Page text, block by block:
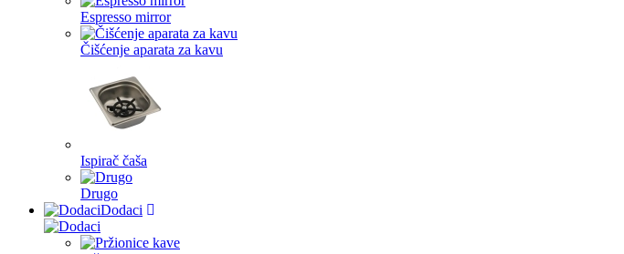
Espresso mirror
Čišćenje aparata za kavu
Ispirač čaša
Drugo
Dodaci